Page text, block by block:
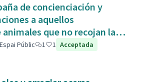
de concienciación y
a aquellos
que no recojan las
Es responsabili
Espai Públic 1 1 Acceptada